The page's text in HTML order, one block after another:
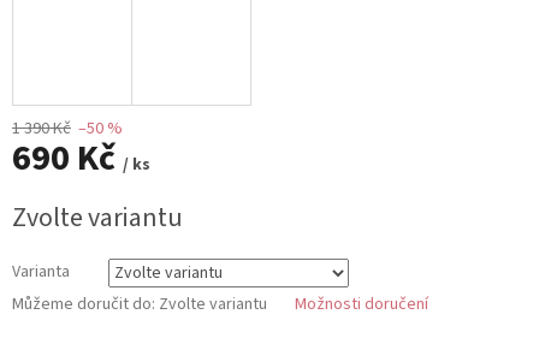
1 390 Kč –50 %
690 Kč / ks
cena:
Zvolte variantu
Varianta
Můžeme doručit do: Zvolte variantu Možnosti doručení